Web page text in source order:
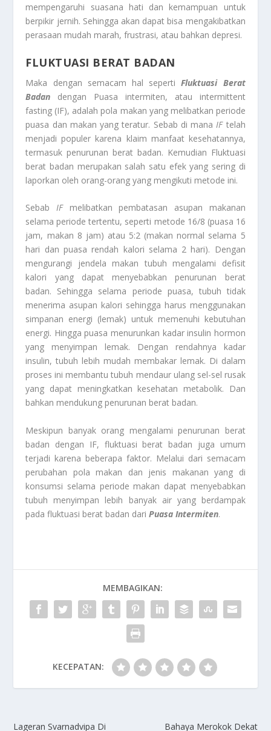
mempengaruhi suasana hati dan kemampuan untuk
berpikir jernih. Sehingga akan dapat bisa mengakibatkan
perasaan mudah marah, frustrasi, atau bahkan depresi.
FLUKTUASI BERAT BADAN
Maka dengan semacam hal sepertiFluktuasi Berat
Badan dengan Puasa intermiten, atau intermittent
fasting (IF), adalah pola makan yang melibatkan periode
puasa dan makan yang teratur. Sebab di mana IFtelah
menjadi populer karena klaim manfaat kesehatannya,
termasuk penurunan berat badan. Kemudian Fluktuasi
berat badan merupakan salah satu efek yang sering di
laporkan oleh orang-orang yang mengikuti metode ini.
SebabIFmelibatkan pembatasan asupan makanan
selama periode tertentu, seperti metode 16/8 (puasa 16
jam, makan 8 jam) atau 5:2 (makan normal selama 5
hari dan puasa rendah kalori selama 2 hari). Dengan
mengurangi jendela makan tubuh mengalami defisit
kalori yang dapat menyebabkan penurunan berat
badan. Sehingga selama periode puasa, tubuh tidak
menerima asupan kalori sehingga harus menggunakan
simpanan energi (lemak) untuk memenuhi kebutuhan
energi. Hingga puasa menurunkan kadar insulin hormon
yang menyimpan lemak. Dengan rendahnya kadar
insulin, tubuh lebih mudah membakar lemak. Di dalam
proses ini membantu tubuh mendaur ulang sel-sel rusak
yang dapat meningkatkan kesehatan metabolik. Dan
bahkan mendukung penurunan berat badan.
Meskipun banyak orang mengalami penurunan berat
badan dengan IF, fluktuasi berat badan juga umum
terjadi karena beberapa faktor. Melalui dari semacam
perubahan pola makan dan jenis makanan yang di
konsumsi selama periode makan dapat menyebabkan
tubuh menyimpan lebih banyak air yang berdampak
pada fluktuasi berat badan dariPuasa Intermiten.
MEMBAGIKAN:
KECEPATAN:
Lageran Svarnadvipa Di Bahaya Merokok Dekat